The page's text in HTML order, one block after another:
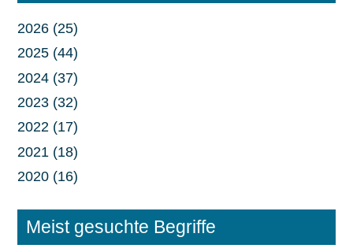
2026 (25)
2025 (44)
2024 (37)
2023 (32)
2022 (17)
2021 (18)
2020 (16)
Meist gesuchte Begriffe